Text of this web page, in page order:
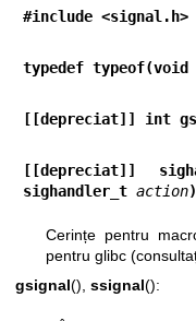
#include <signal.h>
typedef
[[depreciat]] int
[[depreciat]]
sighandler_t action
Cerințe pentru
pentru glibc
gsignal(), ssignal():